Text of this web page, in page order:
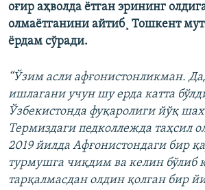
оғир аҳволда ётган эрининг
олмаëтганини айтиб¸ Тошкент
ëрдам сўради.
“Ўзим асли афғонистонликман.
ишлагани учун шу ерда катта
Ўзбекистонда фуқаролиги йўқ
Термиздаги педколлежда таҳсил
2019 йилда Афғонистондаги бир
турмушга чиқдим ва келин бўлиб
тарқалмасдан олдин қолган бир